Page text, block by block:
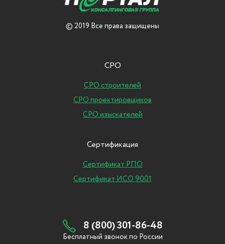
© 2019 Все права защищены
СРО
СРО строителей
СРО проектировщиков
СРО изыскателей
Сертификация
Сертификат РПО
Сертификат ИСО 9001
8 (800) 301-86-48
Бесплатный звонок по России